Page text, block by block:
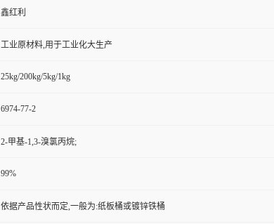
鑫红利
工业原材料,用于工业化大生产
25kg/200kg/5kg/1kg
6974-77-2
2-甲基-1,3-溴氯丙烷;
99%
依据产品性状而定,一般为:纸板桶或镀锌铁桶